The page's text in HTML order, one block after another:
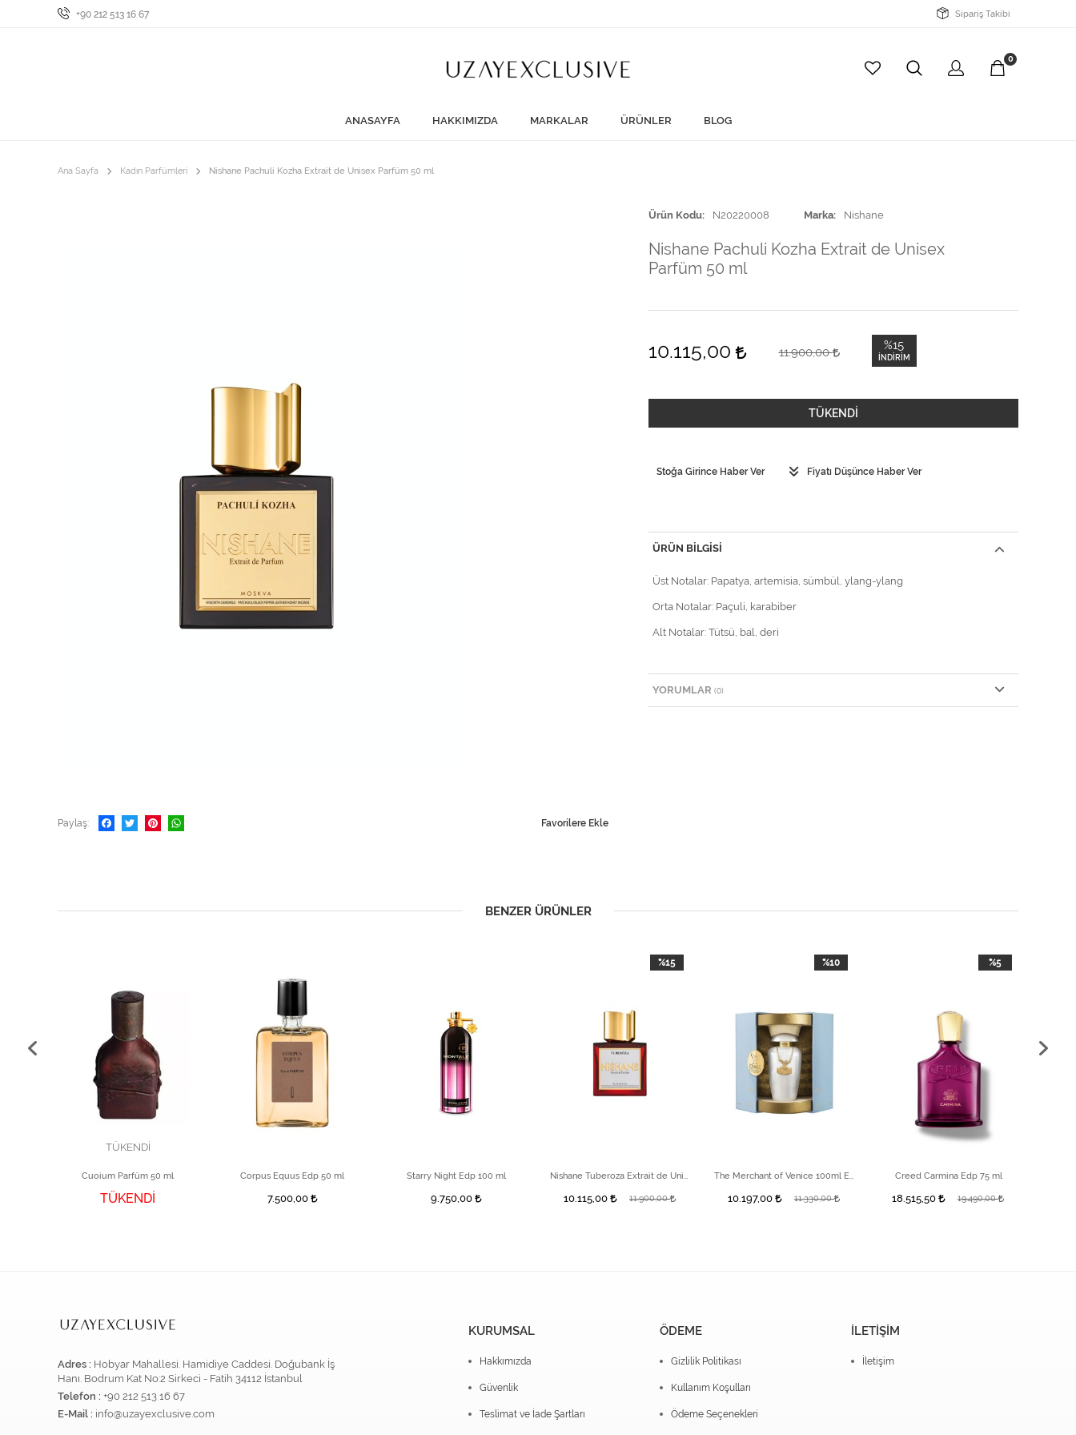
+90 212 513 16 67 Sipariş Takibi
0
ANASAYFA HAKKIMIZDA MARKALAR ÜRÜNLER BLOG
Ana Sayfa Kadın Parfümleri Nishane Pachuli Kozha Extrait de Unisex Parfüm 50 ml
Paylaş Favorilere Ekle
Ürün Kodu N20220008 Marka Nishane
Nishane Pachuli Kozha Extrait de Unisex
Parfüm 50 ml
10.115,00 11.900,00 %15
İNDIRIM
TÜKENDİ
Stoğa Girince Haber Ver Fiyatı Düşünce Haber Ver
ÜRÜN BILGISI
Üst Notalar: Papatya, artemisia, sümbül, ylang-ylang
Orta Notalar: Paçuli, karabiber
Alt Notalar: Tütsü, bal, deri
YORUMLAR (0)
BENZER ÜRÜNLER
TÜKENDİ
Cuoium Parfüm 50 ml
TÜKENDİ
Corpus Equus Edp 50 ml
7.500,00
Starry Night Edp 100 ml
9.750,00 10.115,00 11.900,00
%15
10.197,00 11.330,00
%10
Creed Carmina Edp 75 ml
18.515,50 19.490,00
%5
Adres : Hobyar Mahallesi. Hamidiye Caddesi. Doğubank İş
Hanı. Bodrum Kat No:2 Sirkeci - Fatih 34112 İstanbul
Telefon : +90 212 513 16 67
E-Mail : info@uzayexclusive.com
KURUMSAL
Hakkımızda
Güvenlik
Teslimat ve İade Şartları
ÖDEME
Gizlilik Politikası
Kullanım Koşulları
Ödeme Seçenekleri
İLETİŞİM
İletişim